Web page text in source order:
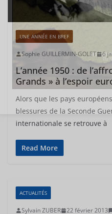
UNE ANNÉE EN BREF
Sophie GUILLERMIN-GOLET 6
L’année 1950 : de
Grands » à l’espoir
Alors que les pays
blessures de la Seconde
internationale se retrouve à
Read More
ACTUALITÉS
Sylvain ZUBER 22 février 2013